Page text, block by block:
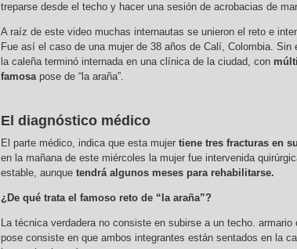
treparse desde el techo y hacer una sesión de acrobacias de
A raíz de este video muchas internautas se unieron el reto e
Fue así el caso de una mujer de 38 años de Calí, Colombia.
la caleña terminó internada en una clínica de la ciudad, con
famosapose de “la araña”.
El diagnóstico médico
El parte médico, indica que esta mujer tiene tres fracturas en
en la mañana de este miércoles la mujer fue intervenida
estable, aunque tendrá algunos meses para rehabilitarse.
¿De qué trata el famoso reto de “la araña”?
La técnica verdadera no consiste en subirse a un techo.
pose consiste en que ambos integrantes están sentados en la